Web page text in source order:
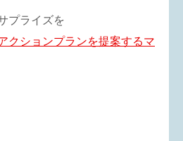
プライズを
クションプランを提案するマ